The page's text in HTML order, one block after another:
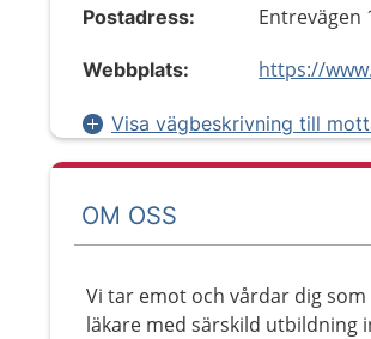
Postadress: Entrevägen
Webbplats:
Visa vägbeskrivning till
OM OSS
Vi tar emot och vårdar dig
läkare med särskild utbildning